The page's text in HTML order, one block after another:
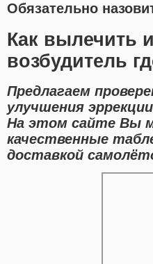
Обязательно
Как вылечить
возбудитель
Предлагаем
улучшения
На этом сайте Вы
качественные
доставкой